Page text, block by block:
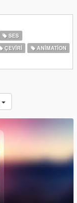
SES
ÇEVIRI
ANIMATION